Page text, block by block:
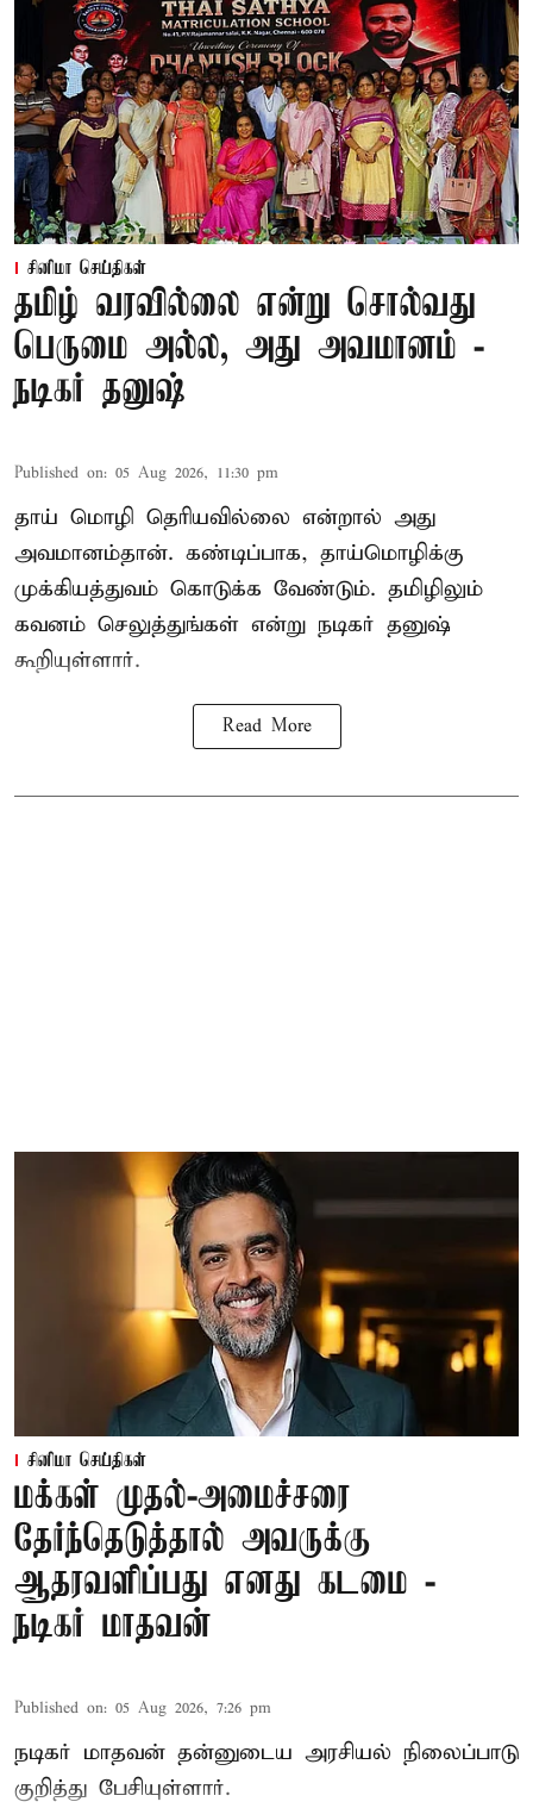
சினிமா செய்திகள்
தமிழ் வரவில்லை என்று சொல்வது
பெருமை அல்ல, அது அவமானம் -
நடிகர் தனுஷ்
Published on: 05 Aug 2026, 11:30 pm
தாய் மொழி தெரியவில்லை என்றால் அது
அவமானம்தான். கண்டிப்பாக, தாய்மொழிக்கு
முக்கியத்துவம் கொடுக்க வேண்டும். தமிழிலும்
கவனம் செலுத்துங்கள் என்று நடிகர் தனுஷ்
கூறியுள்ளார்.
Read More
சினிமா செய்திகள்
மக்கள் முதல்-அமைச்சரை
தேர்ந்தெடுத்தால் அவருக்கு
ஆதரவளிப்பது எனது கடமை -
நடிகர் மாதவன்
Published on: 05 Aug 2026, 7:26 pm
நடிகர் மாதவன் தன்னுடைய அரசியல் நிலைப்பாடு
குறித்து பேசியுள்ளார்.